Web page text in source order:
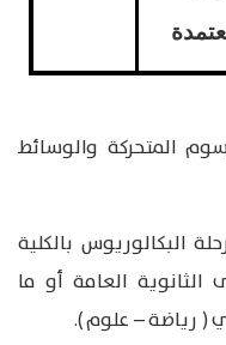
المتحركة والوسائط
البكالوريوس بالكلية
العامة أو ما
( رياضة – علوم ).